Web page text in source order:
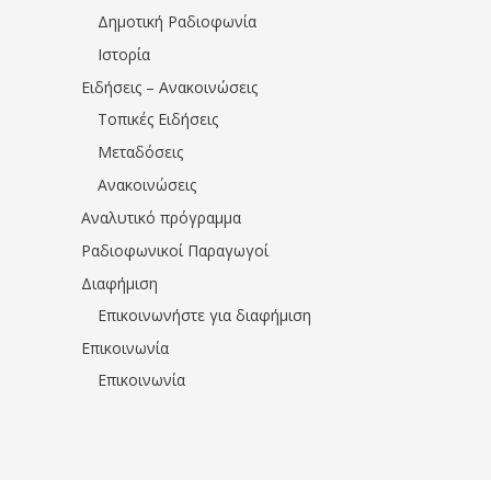
Δημοτική Ραδιοφωνία
Ιστορία
Ειδήσεις – Ανακοινώσεις
Τοπικές Ειδήσεις
Μεταδόσεις
Ανακοινώσεις
Αναλυτικό πρόγραμμα
Ραδιοφωνικοί Παραγωγοί
Διαφήμιση
Επικοινωνήστε για διαφήμιση
Επικοινωνία
Επικοινωνία